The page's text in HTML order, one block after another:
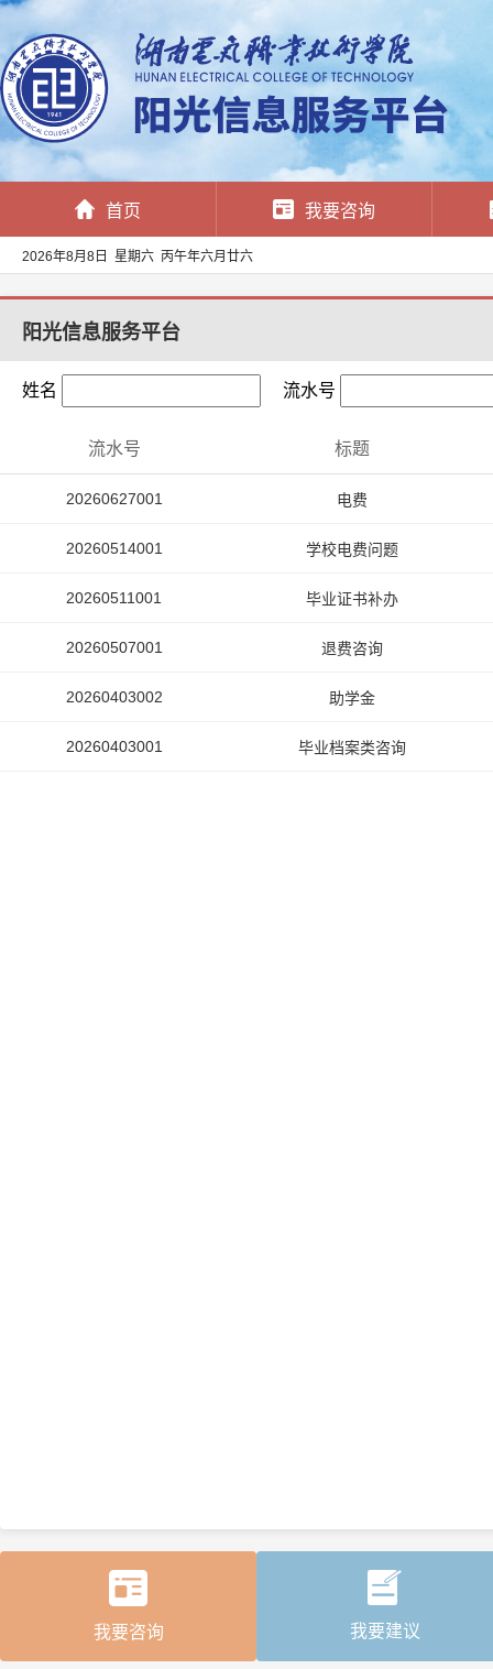
首页 我要咨询
2026年8月8日 星期六 丙午年六月廿六
阳光信息服务平台
姓名 流水号
流水号 标题
20260627001 电费
20260514001 学校电费问题
20260511001 毕业证书补办
20260507001 退费咨询
20260403002 助学金
20260403001 毕业档案类咨询
我要咨询 我要建议